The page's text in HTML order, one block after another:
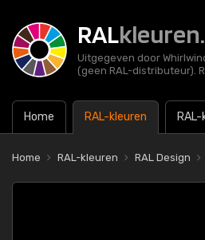
RAL
Uitgegeven door
(geen RAL-distributeur).
Home RAL-kleuren
Home RAL-kleuren RAL Design